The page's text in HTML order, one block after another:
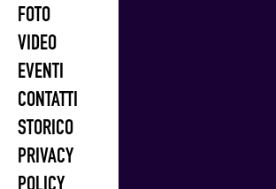
FOTO
VIDEO
EVENTI
CONTATTI
STORICO
PRIVACY
POLICY